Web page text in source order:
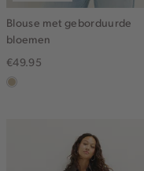
Blouse met geborduurde
bloemen
€49.95
lichtzand